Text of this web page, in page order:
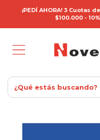
¡PEDÍ AHORA! 3 Cuotas
$100.000 -